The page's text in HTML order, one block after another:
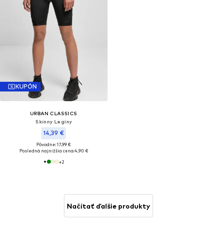
KUPÓN
URBAN CLASSICS
Skinny Legíny
14,39 €
Pôvodne: 17,99 €
Posledná najnižšia cena:4,90 €
+2
Načítať ďalšie produkty